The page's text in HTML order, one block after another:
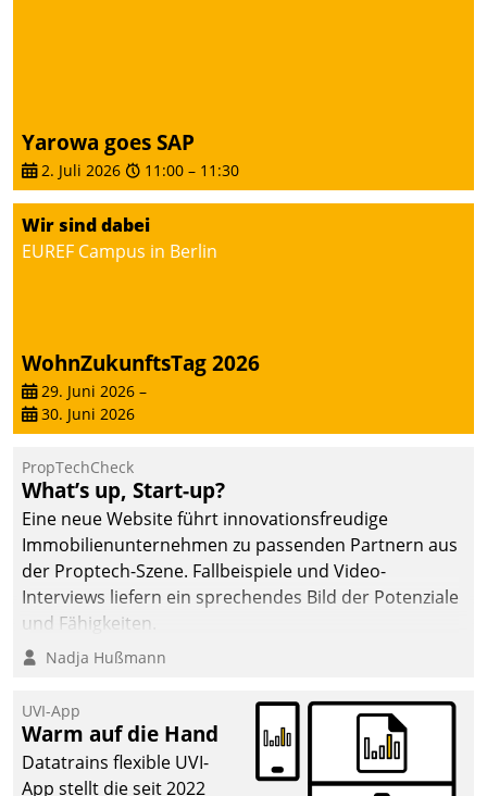
Yarowa goes SAP
2. Juli 2026 11:00 – 11:30
Wir sind dabei
EUREF Campus in Berlin
WohnZukunftsTag 2026
29. Juni 2026 –
30. Juni 2026
PropTechCheck
What’s up, Start-up?
Eine neue Website führt innovationsfreudige
Immobilienunternehmen zu passenden Partnern aus
der Proptech-Szene. Fallbeispiele und Video-
Interviews liefern ein sprechendes Bild der Potenziale
und Fähigkeiten.
Nadja Hußmann
UVI-App
Warm auf die Hand
Datatrains flexible UVI-
App stellt die seit 2022